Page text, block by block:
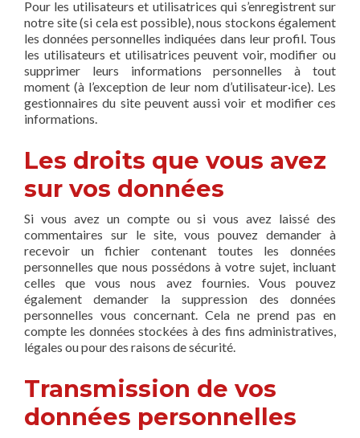
Pour les utilisateurs et utilisatrices qui s’enregistrent sur
notre site (si cela est possible), nous stockons également
les données personnelles indiquées dans leur profil. Tous
les utilisateurs et utilisatrices peuvent voir, modifier ou
supprimer leurs informations personnelles à tout
moment (à l’exception de leur nom d’utilisateur·ice). Les
gestionnaires du site peuvent aussi voir et modifier ces
informations.
Les droits que vous avez
sur vos données
Si vous avez un compte ou si vous avez laissé des
commentaires sur le site, vous pouvez demander à
recevoir un fichier contenant toutes les données
personnelles que nous possédons à votre sujet, incluant
celles que vous nous avez fournies. Vous pouvez
également demander la suppression des données
personnelles vous concernant. Cela ne prend pas en
compte les données stockées à des fins administratives,
légales ou pour des raisons de sécurité.
Transmission de vos
données personnelles